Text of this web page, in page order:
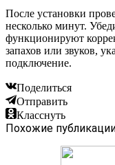
После установки
несколько минут.
функционируют
запахов или звуков,
подключение.
Поделиться
Отправить
Класснуть
Похожие